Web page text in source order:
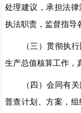
处理建议，承担法
执法职责，监督指导
（三）贯彻执
生产总值核算工作，
（四）会同有
普查计划、方案，